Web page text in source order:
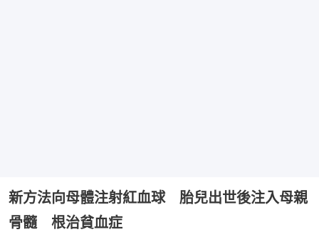
新方法向母體注射紅血球 胎兒出世後注入母親
骨髓 根治貧血症